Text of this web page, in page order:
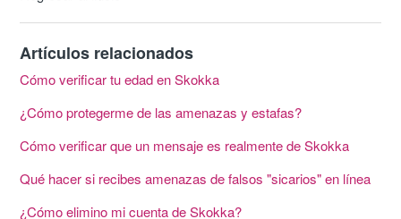
Artículos relacionados
Cómo verificar tu edad en Skokka
¿Cómo protegerme de las amenazas y estafas?
Cómo verificar que un mensaje es realmente de Skokka
Qué hacer si recibes amenazas de falsos "sicarios" en línea
¿Cómo elimino mi cuenta de Skokka?